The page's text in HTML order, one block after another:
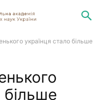
українця стало більше
більше